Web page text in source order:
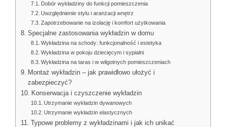
Dobór wykładziny do funkcji pomieszczenia
Uwzględnienie stylu i aranżacji wnętrz
Zapotrzebowanie na izolację i komfort użytkowania
Specjalne zastosowania wykładzin w domu
Wykładzina na schody: funkcjonalność i estetyka
Wykładzina w pokoju dziecięcym i sypialni
Wykładzina na taras i w wilgotnych pomieszczeniach
Montaż wykładzin – jak prawidłowo ułożyć i
zabezpieczyć?
Konserwacja i czyszczenie wykładzin
Utrzymanie wykładzin dywanowych
Utrzymanie wykładzin elastycznych
Typowe problemy z wykładzinami i jak ich unikać